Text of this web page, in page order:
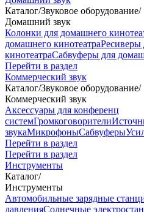
Каталог/Звуковое оборудование/
Домашний звук
Колонки для домашнего
домашнего кинотеатраРесиверы
кинотеатраСабвуферы для
Перейти в раздел
Коммерческий звук
Каталог/Звуковое оборудование/
Коммерческий звук
Аксессуары для конференц
системГромкоговорители
звукаМикрофоныСабвуферы
Перейти в раздел
Перейти в раздел
Инструменты
Каталог/
Инструменты
Автомобильные зарядные
давленияСолнечные